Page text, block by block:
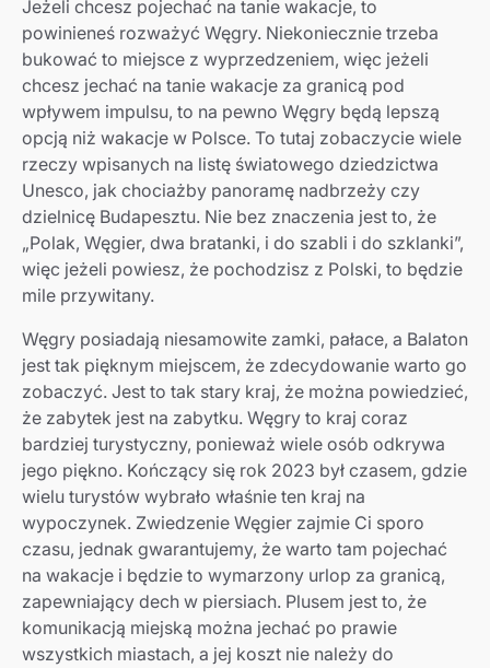
Jeżeli chcesz pojechać na tanie wakacje, to
powinieneś rozważyć Węgry. Niekoniecznie trzeba
bukować to miejsce z wyprzedzeniem, więc jeżeli
chcesz jechać na tanie wakacje za granicą pod
wpływem impulsu, to na pewno Węgry będą lepszą
opcją niż wakacje w Polsce. To tutaj zobaczycie wiele
rzeczy wpisanych na listę światowego dziedzictwa
Unesco, jak chociażby panoramę nadbrzeży czy
dzielnicę Budapesztu. Nie bez znaczenia jest to, że
„Polak, Węgier, dwa bratanki, i do szabli i do szklanki”,
więc jeżeli powiesz, że pochodzisz z Polski, to będzie
mile przywitany.
Węgry posiadają niesamowite zamki, pałace, a Balaton
jest tak pięknym miejscem, że zdecydowanie warto go
zobaczyć. Jest to tak stary kraj, że można powiedzieć,
że zabytek jest na zabytku. Węgry to kraj coraz
bardziej turystyczny, ponieważ wiele osób odkrywa
jego piękno. Kończący się rok 2023 był czasem, gdzie
wielu turystów wybrało właśnie ten kraj na
wypoczynek. Zwiedzenie Węgier zajmie Ci sporo
czasu, jednak gwarantujemy, że warto tam pojechać
na wakacje i będzie to wymarzony urlop za granicą,
zapewniający dech w piersiach. Plusem jest to, że
komunikacją miejską można jechać po prawie
wszystkich miastach, a jej koszt nie należy do